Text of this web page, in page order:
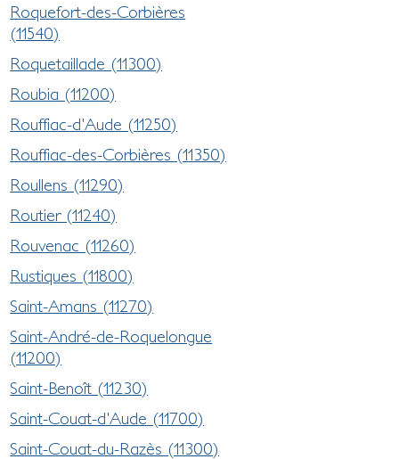
Roquefort-des-Corbières
(11540)
Roquetaillade (11300)
Roubia (11200)
Rouffiac-d'Aude (11250)
Rouffiac-des-Corbières (11350)
Roullens (11290)
Routier (11240)
Rouvenac (11260)
Rustiques (11800)
Saint-Amans (11270)
Saint-André-de-Roquelongue
(11200)
Saint-Benoît (11230)
Saint-Couat-d'Aude (11700)
Saint-Couat-du-Razès (11300)